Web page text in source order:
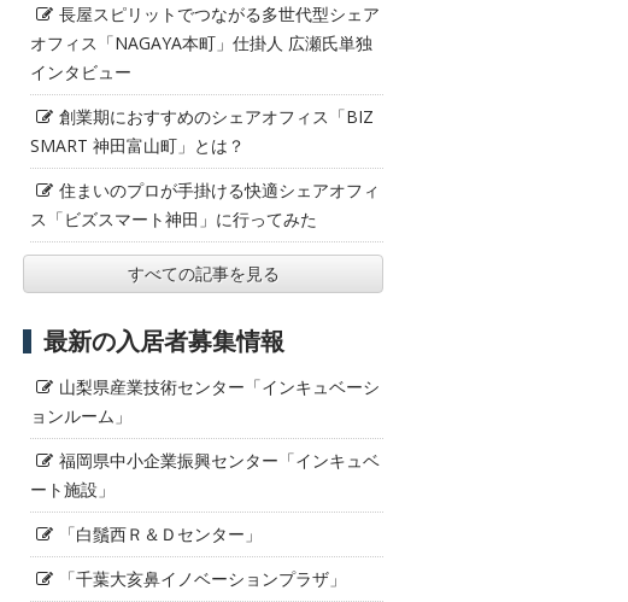
長屋スピリットでつながる多世代型シェア
オフィス「NAGAYA本町」仕掛人 広瀬氏単独
インタビュー
創業期におすすめのシェアオフィス「BIZ
SMART 神田富山町」とは？
住まいのプロが手掛ける快適シェアオフィ
ス「ビズスマート神田」に行ってみた
すべての記事を見る
最新の入居者募集情報
山梨県産業技術センター「インキュベーシ
ョンルーム」
福岡県中小企業振興センター「インキュベ
ート施設」
「白鬚西Ｒ＆Ｄセンター」
「千葉大亥鼻イノベーションプラザ」